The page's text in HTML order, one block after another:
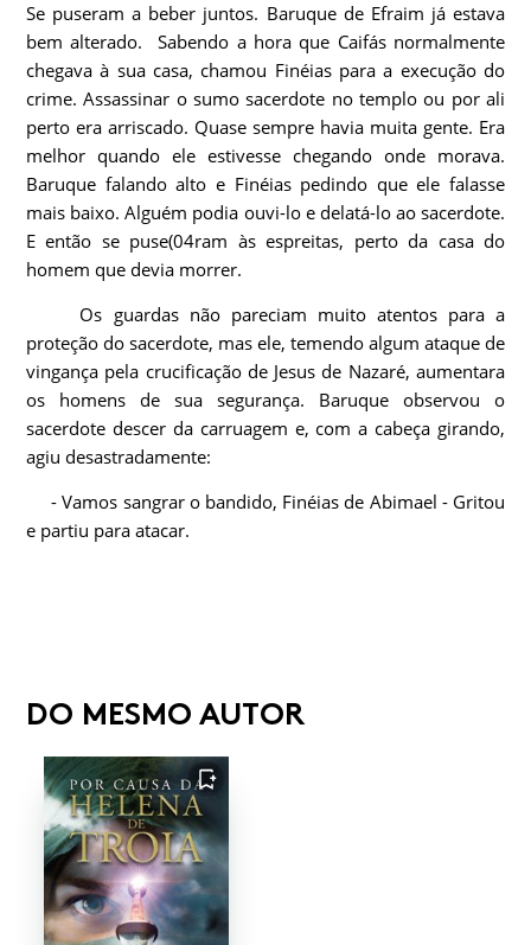
Se puseram a beber juntos. Baruque de Efraim já estava
bem alterado. Sabendo a hora que Caifás normalmente
chegava à sua casa, chamou Finéias para a execução do
crime. Assassinar o sumo sacerdote no templo ou por ali
perto era arriscado. Quase sempre havia muita gente. Era
melhor quando ele estivesse chegando onde morava.
Baruque falando alto e Finéias pedindo que ele falasse
mais baixo. Alguém podia ouvi-lo e delatá-lo ao sacerdote.
E então se puse(04ram às espreitas, perto da casa do
homem que devia morrer.
Os guardas não pareciam muito atentos para a
proteção do sacerdote, mas ele, temendo algum ataque de
vingança pela crucificação de Jesus de Nazaré, aumentara
os homens de sua segurança. Baruque observou o
sacerdote descer da carruagem e, com a cabeça girando,
agiu desastradamente:
- Vamos sangrar o bandido, Finéias de Abimael - Gritou
e partiu para atacar.
DO MESMO AUTOR
FAVORITO